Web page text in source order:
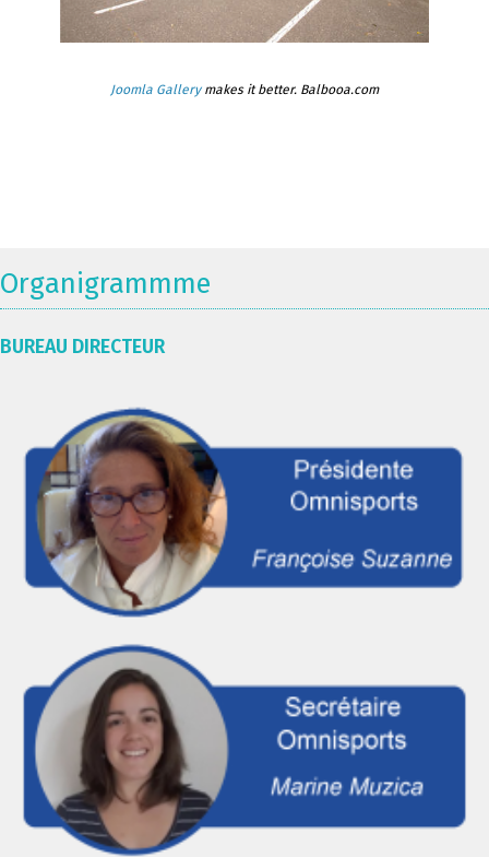
Joomla Gallerymakes it better. Balbooa.com
Organigrammme
BUREAU DIRECTEUR